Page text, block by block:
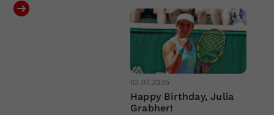
02.07.2026
Happy Birthday, Julia
Grabher!